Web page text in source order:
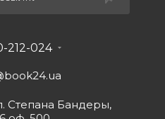
212-024
Степана Бандеры,